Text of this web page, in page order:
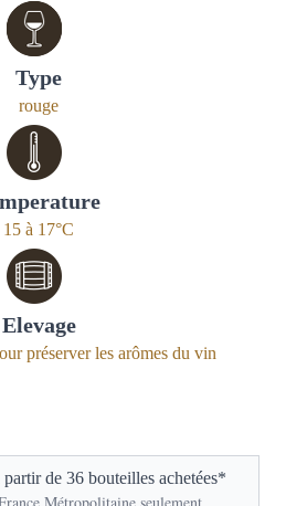
Type
rouge
15 à 17°C
Elevage
préserver les arômes du vin
de 36 bouteilles achetées*